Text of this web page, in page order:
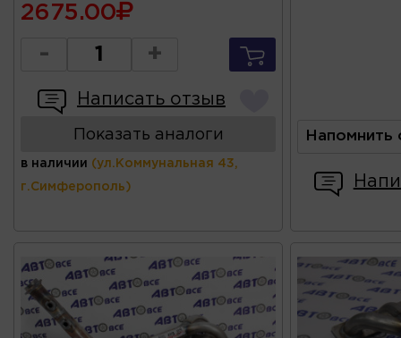
2675.00
- +
Написать отзыв
Показать аналоги
в наличии (ул.Коммунальная 43,
г.Симферополь)
Напомнить